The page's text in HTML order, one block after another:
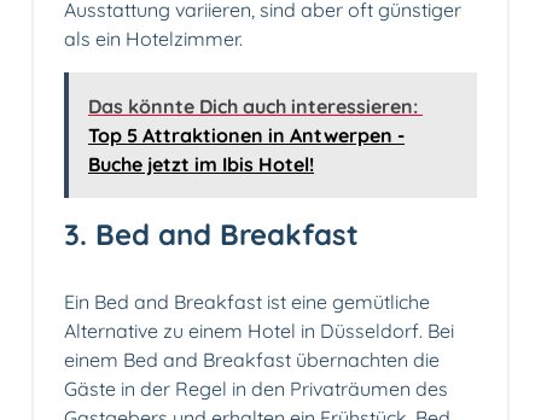
Ausstattung variieren, sind aber oft günstiger
als ein Hotelzimmer.
Das könnte Dich auch interessieren:
Top 5 Attraktionen in Antwerpen -
Buche jetzt im Ibis Hotel!
3. Bed and Breakfast
Ein Bed and Breakfast ist eine gemütliche
Alternative zu einem Hotel in Düsseldorf. Bei
einem Bed and Breakfast übernachten die
Gäste in der Regel in den Privaträumen des